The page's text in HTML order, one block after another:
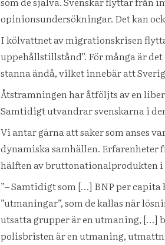
opinionsundersökningar. Det kan
I kölvattnet av migrationskrisen
uppehållstillstånd”. För många är
stanna ändå, vilket innebär att
Åtstramningen har åtföljts av en
Samtidigt utvandrar svenskarna i
Vi antar gärna att saker som anses
dynamiska samhällen. Erfarenheter
hälften av bruttonationalprodukten i
”– Samtidigt som […] BNP per
”utmaningar”, som de kallas när
utsatta grupper är en utmaning, […]
polisbristen är en utmaning,